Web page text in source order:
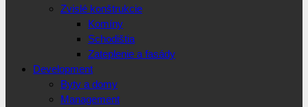
Zvislé konštrukcie
Komíny
Schodištia
Zateplenie a fasády
Development
Byty a domy
Management